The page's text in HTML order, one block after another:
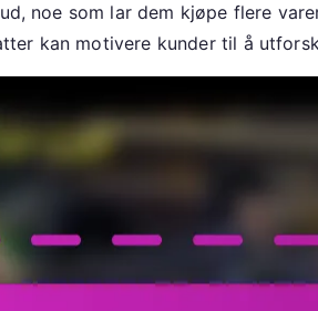
noe som lar dem kjøpe flere
kan motivere kunder til å